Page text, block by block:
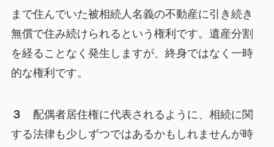
まで住んでいた被相続人名義の不動産に引き続き
無償で住み続けられるという権利です。遺産分割
を経ることなく発生しますが、終身ではなく一時
的な権利です。
３
配偶者居住権に代表されるように、相続に関
する法律も少しずつではあるかもしれませんが時